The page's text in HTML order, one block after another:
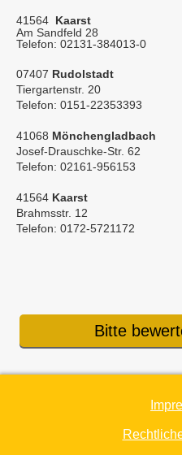
41564 Kaarst
Am Sandfeld 28
Telefon: 02131-384013-0
07407 Rudolstadt
Tiergartenstr. 20
Telefon: 0151-22353393
41068 Mönchengladbach
Josef-Drauschke-Str. 62
Telefon: 02161-956153
41564 Kaarst
Brahmsstr. 12
Telefon: 0172-5721172
Bitte